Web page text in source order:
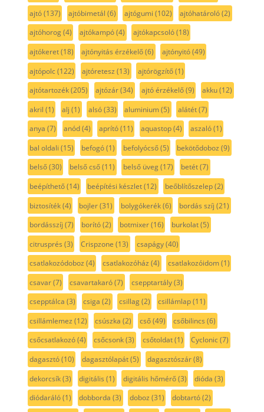
ajtó(137) ajtóbimetál (6) ajtógumi (102) ajtóhatároló(2)
ajtóhorog(4) ajtókampó(4) ajtókapcsoló(18)
ajtókeret(18) ajtónyitás érzékelő(6) ajtónyitó(49)
ajtópolc(122) ajtóretesz (13) ajtórögzítő(1)
ajtótartozék(205) ajtózár(34) ajtó érzékelő(9) akku(12)
akril (1) alj (1) alsó(33) aluminium(5) alátét(7)
anya (7) anód(4) aprító(11) aquastop(4) aszaló(1)
bal oldali (15) befogó(1) befolyócső(5) bekötődoboz (9)
belső(30) belső cső(11) belső üveg(17) betét(7)
beépíthető(14) beépítési készlet(12) beőblítőszelep(2)
biztosíték(4) bojler(31) bolygókerék(6) bordás szíj (21)
bordásszíj (7) borító(2) botmixer(16) burkolat(5)
citrusprés (3) Crispzone (13) csapágy(40)
csatlakozódoboz (4) csatlakozóház (4) csatlakozóidom(1)
csavar(7) csavartakaró(7) csepptartály(3)
csepptálca (3) csiga (2) csillag(2) csillámlap(11)
csillámlemez (12) csúszka (2) cső(49) csőbilincs (6)
csőcsatlakozó(4) csőcsonk(3) csőtoldat(1) Cyclonic(7)
dagasztó(10) dagasztólapát(5) dagasztószár(8)
dekorcsík(3) digitális (1) digitális hőmérő(3) dióda (3)
diódaráló(1) dobborda (3) doboz (31) dobtartó(2)